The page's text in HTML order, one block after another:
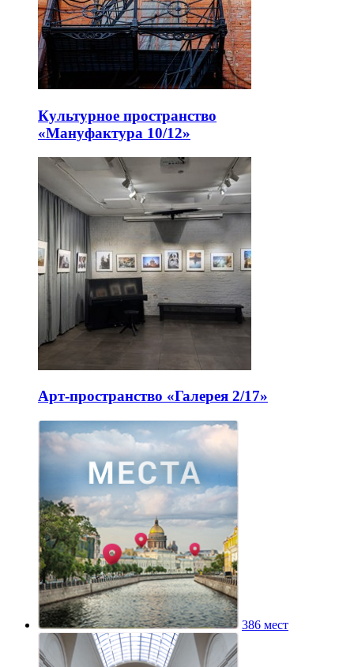
Культурное пространство
«Мануфактура 10/12»
Арт-пространство «Галерея 2/17»
386 мест